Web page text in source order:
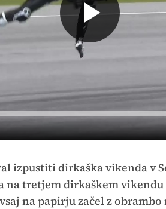
izpustiti dirkaška vikenda v
na tretjem dirkaškem
na papirju začel z obrambo